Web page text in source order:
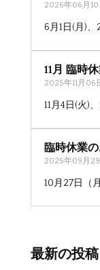
2026年06月10
6月1日(月)、
11月 臨時
2025年11月06
11月4日(火)
臨時休業
2025年09月29
10月27日（
最新の投稿